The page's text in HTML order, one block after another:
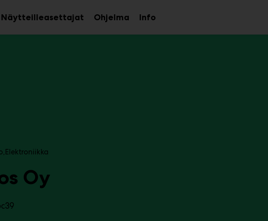
NäytteilleasettajatAvaa
alavalikko
Ohjelma InfoAvaa
alavalikko
Elektroniikka
Oy